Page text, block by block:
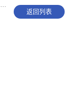
返回列表